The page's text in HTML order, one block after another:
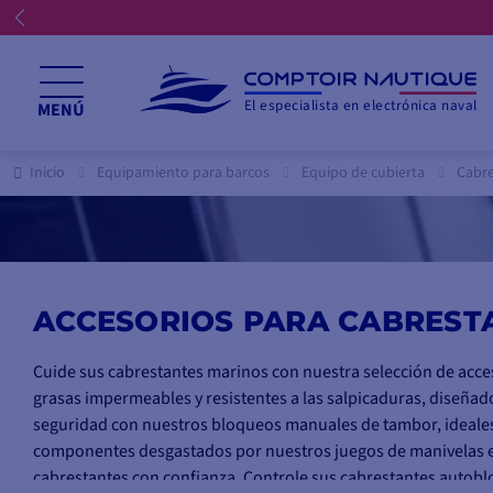
MENÚ El especialista en electrónica naval
Inicio Equipamiento para barcos Equipo de cubierta
ACCESORIOS PARA
Cuide sus cabrestantes marinos con nuestra selección de
grasas impermeables y resistentes a las salpicaduras,
seguridad con nuestros bloqueos manuales de tambor,
componentes desgastados por nuestros juegos de
cabrestantes con confianza. Controle sus cabrestantes